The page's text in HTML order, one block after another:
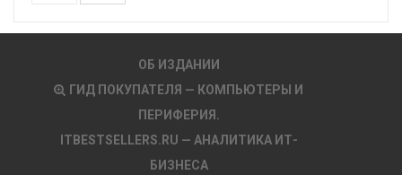
ОБ ИЗДАНИИ
ГИД ПОКУПАТЕЛЯ — КОМПЬЮТЕРЫ И
ПЕРИФЕРИЯ.
ITBESTSELLERS.RU — АНАЛИТИКА ИТ-
БИЗНЕСА